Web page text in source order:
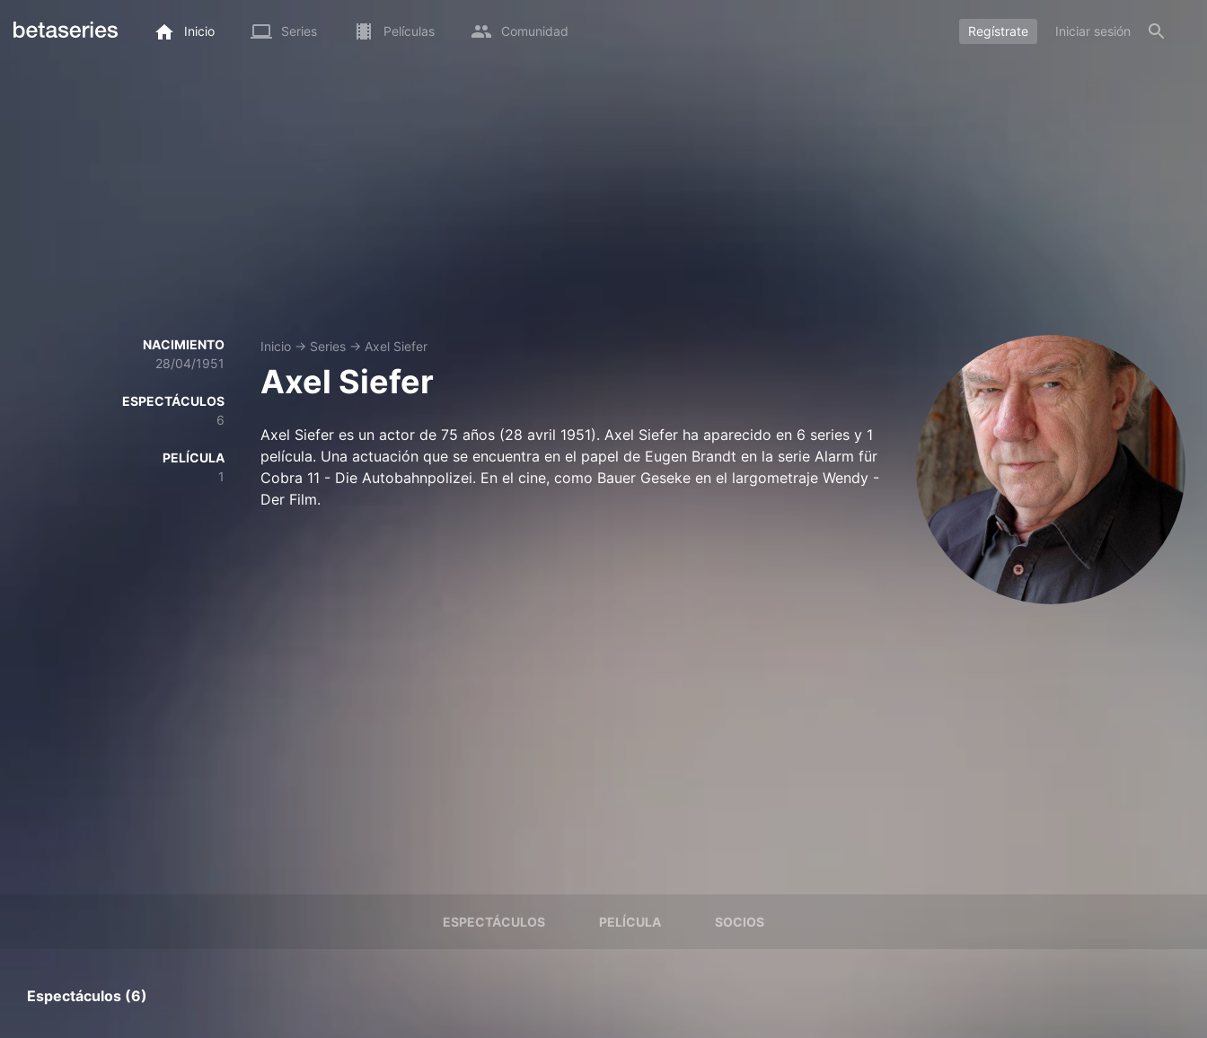
Inicio Series Películas Comunidad Regístrate Iniciar sesión
NACIMIENTO
28/04/1951
ESPECTÁCULOS
6
PELÍCULA
1
Inicio → Series → Axel Siefer
Axel Siefer
Axel Siefer es un actor de 75 años (28 avril 1951). Axel Siefer ha aparecido en 6 series y 1
película. Una actuación que se encuentra en el papel de Eugen Brandt en la serie Alarm für
Cobra 11 - Die Autobahnpolizei. En el cine, como Bauer Geseke en el largometraje Wendy -
Der Film.
ESPECTÁCULOS PELÍCULA SOCIOS
Espectáculos (6)